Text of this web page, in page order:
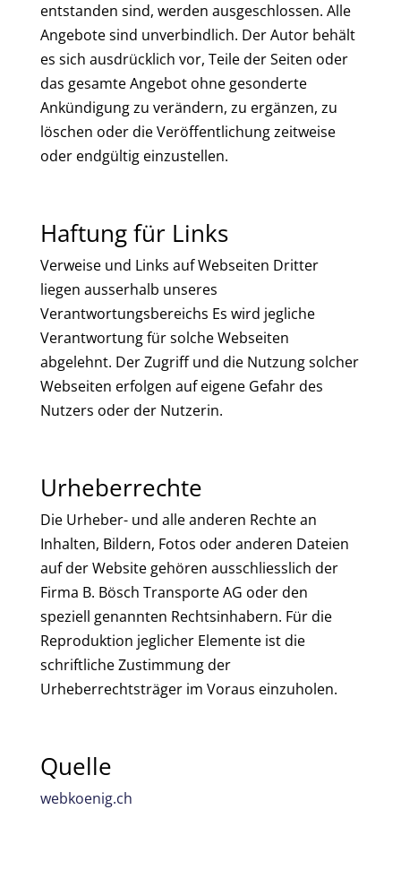
entstanden sind, werden ausgeschlossen. Alle
Angebote sind unverbindlich. Der Autor behält
es sich ausdrücklich vor, Teile der Seiten oder
das gesamte Angebot ohne gesonderte
Ankündigung zu verändern, zu ergänzen, zu
löschen oder die Veröffentlichung zeitweise
oder endgültig einzustellen.
Haftung für Links
Verweise und Links auf Webseiten Dritter
liegen ausserhalb unseres
Verantwortungsbereichs Es wird jegliche
Verantwortung für solche Webseiten
abgelehnt. Der Zugriff und die Nutzung solcher
Webseiten erfolgen auf eigene Gefahr des
Nutzers oder der Nutzerin.
Urheberrechte
Die Urheber- und alle anderen Rechte an
Inhalten, Bildern, Fotos oder anderen Dateien
auf der Website gehören ausschliesslich der
Firma B. Bösch Transporte AG oder den
speziell genannten Rechtsinhabern. Für die
Reproduktion jeglicher Elemente ist die
schriftliche Zustimmung der
Urheberrechtsträger im Voraus einzuholen.
Quelle
webkoenig.ch